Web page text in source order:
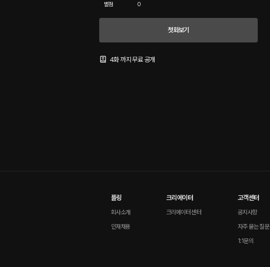
별점 0
4화 까지 무료 공개
첫화보기
플링
회사소개
인재채용
크리에이터
크리에이터 센터
고객센터
공지사항
자주 묻는 질문
1:1문의